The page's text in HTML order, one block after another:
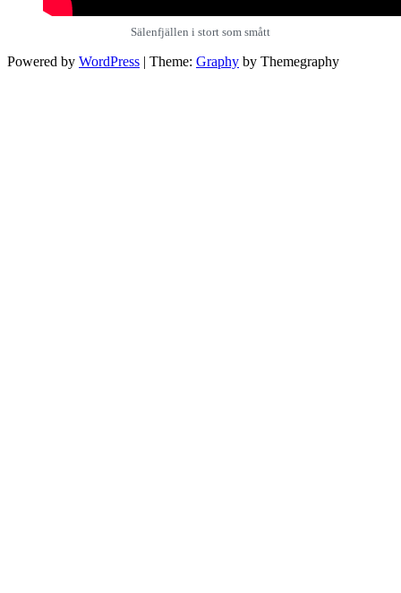
Sälenfjällen i stort som smått
Powered by WordPress | Theme: Graphy by Themegraphy